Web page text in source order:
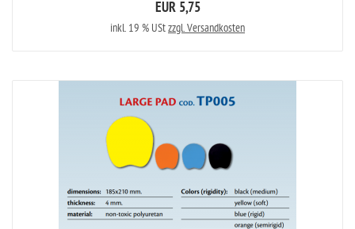
EUR 5,75
inkl. 19 % UStzzgl. Versandkosten